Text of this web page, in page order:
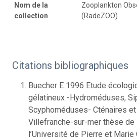
Nom de la
collection
Zooplankton
(RadeZOO)
Citations bibliographiques
Buecher E 1996 Etude
gélatineux -Hydroméduses,
Scyphoméduses- Cténaires
Villefranche-sur-mer thèse de
l’Université de Pierre et Marie